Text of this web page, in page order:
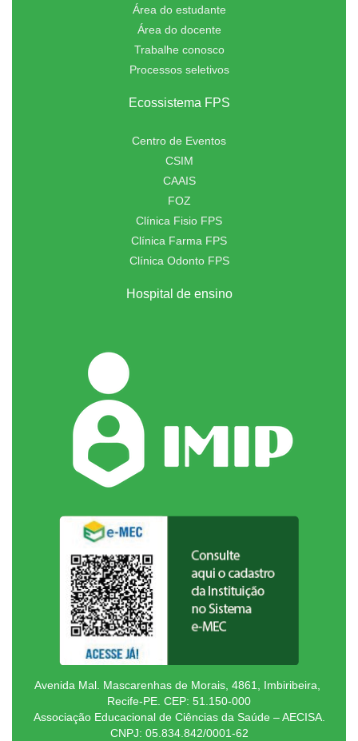
Área do estudante
Área do docente
Trabalhe conosco
Processos seletivos
Ecossistema FPS
Centro de Eventos
CSIM
CAAIS
FOZ
Clínica Fisio FPS
Clínica Farma FPS
Clínica Odonto FPS
Hospital de ensino
Avenida Mal. Mascarenhas de Morais, 4861, Imbiribeira,
Recife-PE. CEP: 51.150-000
Associação Educacional de Ciências da Saúde – AECISA.
CNPJ: 05.834.842/0001-62